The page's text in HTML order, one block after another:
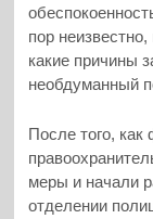
пор
какие причины
необдуманный
После того, как
меры и начали
отделении